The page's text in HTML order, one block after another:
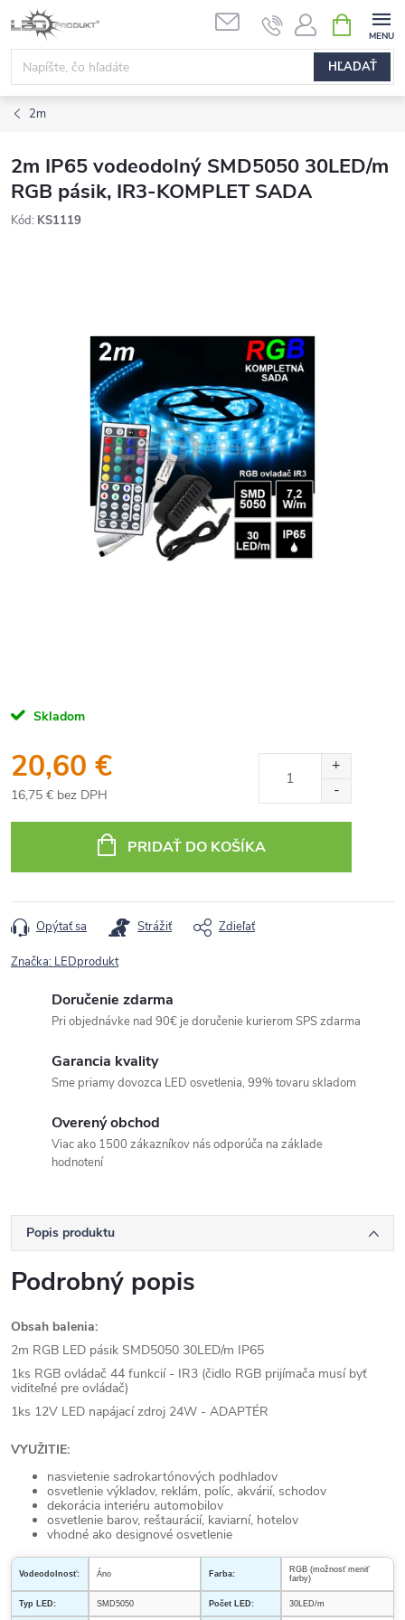
Prejsť
na
obsah
HĽADAŤ
KOŠÍK
2m
2m IP65 vodeodolný SMD5050 30LED/m
RGB pásik, IR3-KOMPLET SADA
Kód: KS1119
Skladom
20,60 €
16,75 € bez DPH
cena:
PRIDAŤ DO KOŠÍKA
Opýtať sa Strážiť Zdieľať
Značka: LEDprodukt
Doručenie zdarma
Pri objednávke nad 90€ je doručenie kurierom SPS zdarma
Garancia kvality
Sme priamy dovozca LED osvetlenia, 99% tovaru skladom
Overený obchod
Viac ako 1500 zákazníkov nás odporúča na základe
hodnotení
Popis produktu
Podrobný popis
Obsah balenia:
2m RGB LED pásik SMD5050 30LED/m IP65
1ks RGB ovládač 44 funkcií - IR3 (čidlo RGB prijímača musí byť
viditeľné pre ovládač)
1ks 12V LED napájací zdroj 24W - ADAPTÉR
VYUŽITIE:
nasvietenie sadrokartónových podhladov
osvetlenie výkladov, reklám, políc, akvárií, schodov
dekorácia interiéru automobilov
osvetlenie barov, reštaurácií, kaviarní, hotelov
vhodné ako designové osvetlenie
Vodeodolnosť: Áno Farba:
RGB (možnosť meniť
farby)
Typ LED: SMD5050 Počet LED: 30LED/m